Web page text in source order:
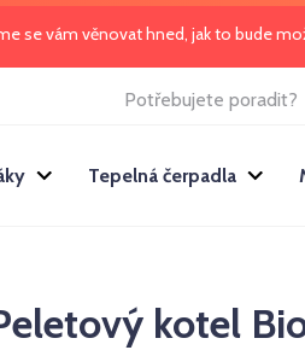
se vám věnovat hned, jak to bude
Potřebujete poradit?
Tepelná čerpadla
kotel